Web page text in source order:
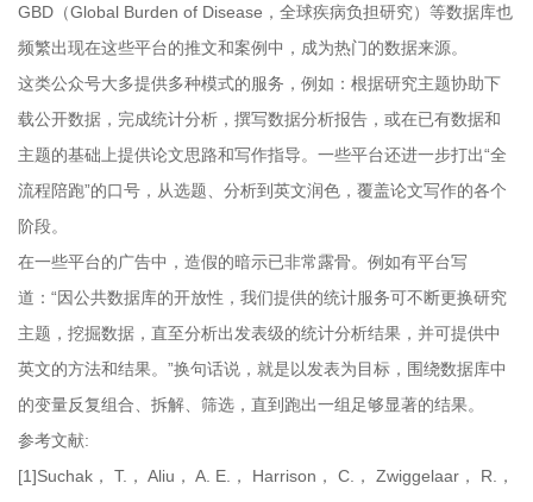
GBD（Global Burden of Disease，全球疾病负担研究）等数据库也
频繁出现在这些平台的推文和案例中，成为热门的数据来源。
这类公众号大多提供多种模式的服务，例如：根据研究主题协助下
载公开数据，完成统计分析，撰写数据分析报告，或在已有数据和
主题的基础上提供论文思路和写作指导。一些平台还进一步打出“全
流程陪跑”的口号，从选题、分析到英文润色，覆盖论文写作的各个
阶段。
在一些平台的广告中，造假的暗示已非常露骨。例如有平台写
道：“因公共数据库的开放性，我们提供的统计服务可不断更换研究
主题，挖掘数据，直至分析出发表级的统计分析结果，并可提供中
英文的方法和结果。”换句话说，就是以发表为目标，围绕数据库中
的变量反复组合、拆解、筛选，直到跑出一组足够显著的结果。
参考文献:
[1]Suchak， T.， Aliu， A. E.， Harrison， C.， Zwiggelaar， R.，